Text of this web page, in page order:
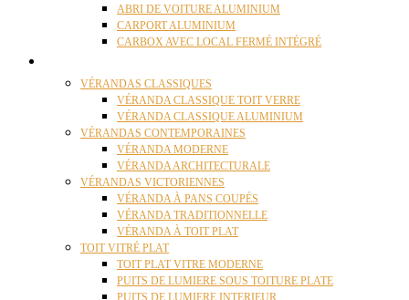
ABRI DE VOITURE ALUMINIUM
CARPORT ALUMINIUM
CARBOX AVEC LOCAL FERMÉ INTÉGRÉ
VÉRANDAS CLASSIQUES
VÉRANDA CLASSIQUE TOIT VERRE
VÉRANDA CLASSIQUE ALUMINIUM
VÉRANDAS CONTEMPORAINES
VÉRANDA MODERNE
VÉRANDA ARCHITECTURALE
VÉRANDAS VICTORIENNES
VÉRANDA À PANS COUPÉS
VÉRANDA TRADITIONNELLE
VÉRANDA À TOIT PLAT
TOIT VITRÉ PLAT
TOIT PLAT VITRE MODERNE
PUITS DE LUMIERE SOUS TOITURE PLATE
PUITS DE LUMIERE INTERIEUR